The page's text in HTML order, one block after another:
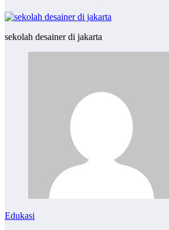
sekolah desainer di jakarta
Edukasi